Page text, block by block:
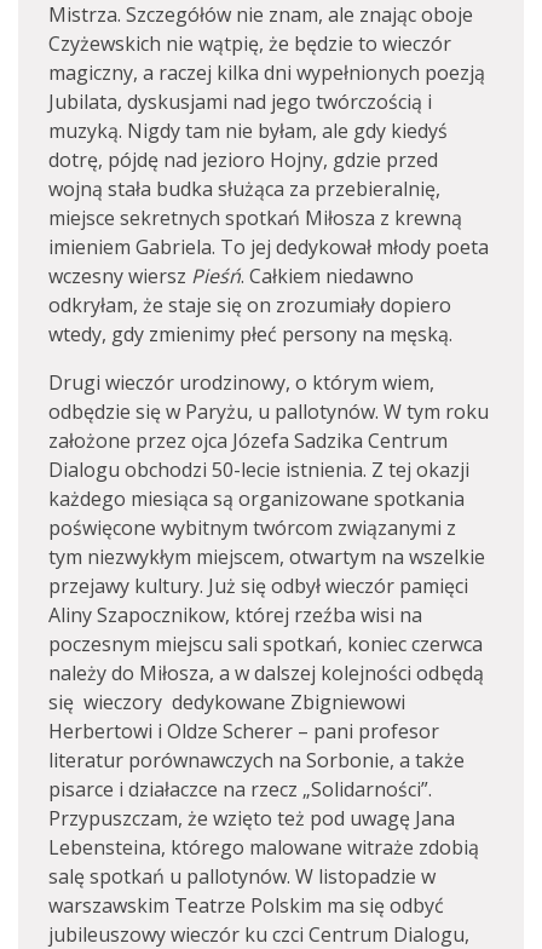
Mistrza. Szczegółów nie znam, ale znając oboje
Czyżewskich nie wątpię, że będzie to wieczór
magiczny, a raczej kilka dni wypełnionych poezją
Jubilata, dyskusjami nad jego twórczością i
muzyką. Nigdy tam nie byłam, ale gdy kiedyś
dotrę, pójdę nad jezioro Hojny, gdzie przed
wojną stała budka służąca za przebieralnię,
miejsce sekretnych spotkań Miłosza z krewną
imieniem Gabriela. To jej dedykował młody poeta
wczesny wiersz Pieśń. Całkiem niedawno
odkryłam, że staje się on zrozumiały dopiero
wtedy, gdy zmienimy płeć persony na męską.
Drugi wieczór urodzinowy, o którym wiem,
odbędzie się w Paryżu, u pallotynów. W tym roku
założone przez ojca Józefa Sadzika Centrum
Dialogu obchodzi 50-lecie istnienia. Z tej okazji
każdego miesiąca są organizowane spotkania
poświęcone wybitnym twórcom związanymi z
tym niezwykłym miejscem, otwartym na wszelkie
przejawy kultury. Już się odbył wieczór pamięci
Aliny Szapocznikow, której rzeźba wisi na
poczesnym miejscu sali spotkań, koniec czerwca
należy do Miłosza, a w dalszej kolejności odbędą
się wieczory dedykowane Zbigniewowi
Herbertowi i Oldze Scherer – pani profesor
literatur porównawczych na Sorbonie, a także
pisarce i działaczce na rzecz „Solidarności”.
Przypuszczam, że wzięto też pod uwagę Jana
Lebensteina, którego malowane witraże zdobią
salę spotkań u pallotynów. W listopadzie w
warszawskim Teatrze Polskim ma się odbyć
jubileuszowy wieczór ku czci Centrum Dialogu,